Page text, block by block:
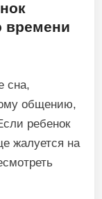
времени
сна,
общению,
ребенок
жалуется на